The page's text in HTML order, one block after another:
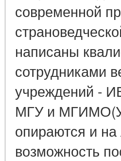
современной
написаны
сотрудниками
учреждений -
МГУ и
опираются и
возможность